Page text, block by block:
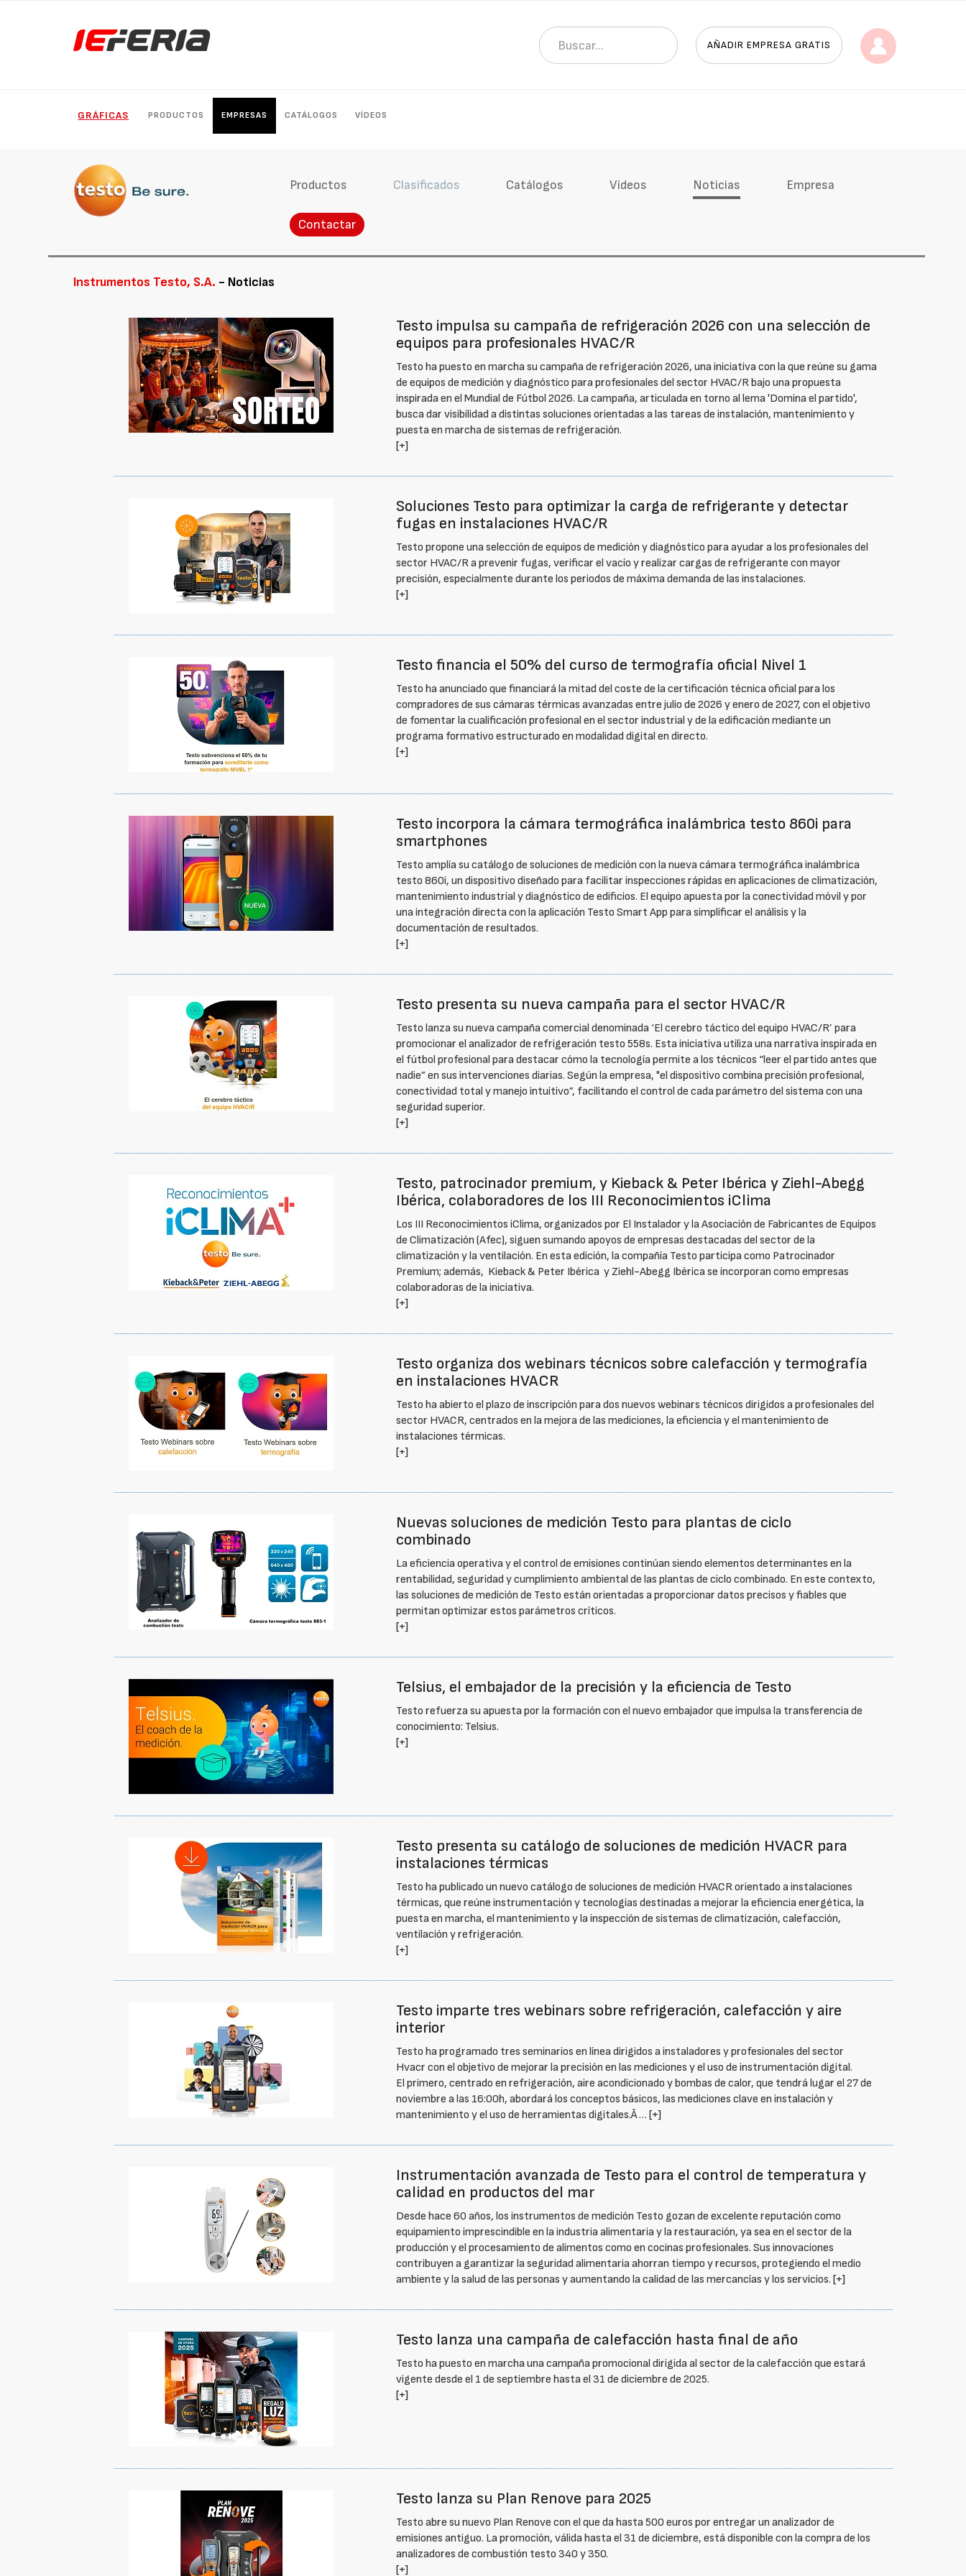
AÑADIR EMPRESA GRATIS
GRÁFICAS PRODUCTOS EMPRESAS CATÁLOGOS VÍDEOS
Productos Clasificados Catálogos Vídeos Noticias Empresa
Contactar
Instrumentos Testo, S.A. - Noticias
Testo impulsa su campaña de refrigeración 2026 con una selección de
equipos para profesionales HVAC/R
Testo ha puesto en marcha su campaña de refrigeración 2026, una iniciativa con la que reúne su gama
de equipos de medición y diagnóstico para profesionales del sector HVAC/R bajo una propuesta
inspirada en el Mundial de Fútbol 2026. La campaña, articulada en torno al lema 'Domina el partido',
busca dar visibilidad a distintas soluciones orientadas a las tareas de instalación, mantenimiento y
puesta en marcha de sistemas de refrigeración.
[+]
Soluciones Testo para optimizar la carga de refrigerante y detectar
fugas en instalaciones HVAC/R
Testo propone una selección de equipos de medición y diagnóstico para ayudar a los profesionales del
sector HVAC/R a prevenir fugas, verificar el vacío y realizar cargas de refrigerante con mayor
precisión, especialmente durante los periodos de máxima demanda de las instalaciones.
[+]
Testo financia el 50% del curso de termografía oficial Nivel 1
Testo ha anunciado que financiará la mitad del coste de la certificación técnica oficial para los
compradores de sus cámaras térmicas avanzadas entre julio de 2026 y enero de 2027, con el objetivo
de fomentar la cualificación profesional en el sector industrial y de la edificación mediante un
programa formativo estructurado en modalidad digital en directo.
[+]
Testo incorpora la cámara termográfica inalámbrica testo 860i para
smartphones
Testo amplía su catálogo de soluciones de medición con la nueva cámara termográfica inalámbrica
testo 860i, un dispositivo diseñado para facilitar inspecciones rápidas en aplicaciones de climatización,
mantenimiento industrial y diagnóstico de edificios. El equipo apuesta por la conectividad móvil y por
una integración directa con la aplicación Testo Smart App para simplificar el análisis y la
documentación de resultados.
[+]
Testo presenta su nueva campaña para el sector HVAC/R
Testo lanza su nueva campaña comercial denominada ‘El cerebro táctico del equipo HVAC/R’ para
promocionar el analizador de refrigeración testo 558s. Esta iniciativa utiliza una narrativa inspirada en
el fútbol profesional para destacar cómo la tecnología permite a los técnicos “leer el partido antes que
nadie” en sus intervenciones diarias. Según la empresa, "el dispositivo combina precisión profesional,
conectividad total y manejo intuitivo”, facilitando el control de cada parámetro del sistema con una
seguridad superior.
[+]
Testo, patrocinador premium, y Kieback & Peter Ibérica y Ziehl-Abegg
Ibérica, colaboradores de los III Reconocimientos iClima
Los III Reconocimientos iClima, organizados por El Instalador y la Asociación de Fabricantes de Equipos
de Climatización (Afec), siguen sumando apoyos de empresas destacadas del sector de la
climatización y la ventilación. En esta edición, la compañía Testo participa como Patrocinador
Premium; además, Kieback & Peter Ibérica y Ziehl-Abegg Ibérica se incorporan como empresas
colaboradoras de la iniciativa.
[+]
Testo organiza dos webinars técnicos sobre calefacción y termografía
en instalaciones HVACR
Testo ha abierto el plazo de inscripción para dos nuevos webinars técnicos dirigidos a profesionales del
sector HVACR, centrados en la mejora de las mediciones, la eficiencia y el mantenimiento de
instalaciones térmicas.
[+]
Nuevas soluciones de medición Testo para plantas de ciclo
combinado
La eficiencia operativa y el control de emisiones continúan siendo elementos determinantes en la
rentabilidad, seguridad y cumplimiento ambiental de las plantas de ciclo combinado. En este contexto,
las soluciones de medición de Testo están orientadas a proporcionar datos precisos y fiables que
permitan optimizar estos parámetros críticos.
[+]
Telsius, el embajador de la precisión y la eficiencia de Testo
Testo refuerza su apuesta por la formación con el nuevo embajador que impulsa la transferencia de
conocimiento: Telsius.
[+]
Testo presenta su catálogo de soluciones de medición HVACR para
instalaciones térmicas
Testo ha publicado un nuevo catálogo de soluciones de medición HVACR orientado a instalaciones
térmicas, que reúne instrumentación y tecnologías destinadas a mejorar la eficiencia energética, la
puesta en marcha, el mantenimiento y la inspección de sistemas de climatización, calefacción,
ventilación y refrigeración.
[+]
Testo imparte tres webinars sobre refrigeración, calefacción y aire
interior
Testo ha programado tres seminarios en línea dirigidos a instaladores y profesionales del sector
Hvacr con el objetivo de mejorar la precisión en las mediciones y el uso de instrumentación digital.
El primero, centrado en refrigeración, aire acondicionado y bombas de calor, que tendrá lugar el 27 de
noviembre a las 16:00h, abordará los conceptos básicos, las mediciones clave en instalación y
mantenimiento y el uso de herramientas digitales.Â …[+]
Instrumentación avanzada de Testo para el control de temperatura y
calidad en productos del mar
Desde hace 60 años, los instrumentos de medición Testo gozan de excelente reputación como
equipamiento imprescindible en la industria alimentaria y la restauración, ya sea en el sector de la
producción y el procesamiento de alimentos como en cocinas profesionales. Sus innovaciones
contribuyen a garantizar la seguridad alimentaria ahorran tiempo y recursos, protegiendo el medio
ambiente y la salud de las personas y aumentando la calidad de las mercancías y los servicios.[+]
Testo lanza una campaña de calefacción hasta final de año
Testo ha puesto en marcha una campaña promocional dirigida al sector de la calefacción que estará
vigente desde el 1 de septiembre hasta el 31 de diciembre de 2025.
[+]
Testo lanza su Plan Renove para 2025
Testo abre su nuevo Plan Renove con el que da hasta 500 euros por entregar un analizador de
emisiones antiguo. La promoción, válida hasta el 31 de diciembre, está disponible con la compra de los
analizadores de combustión testo 340 y 350.
[+]